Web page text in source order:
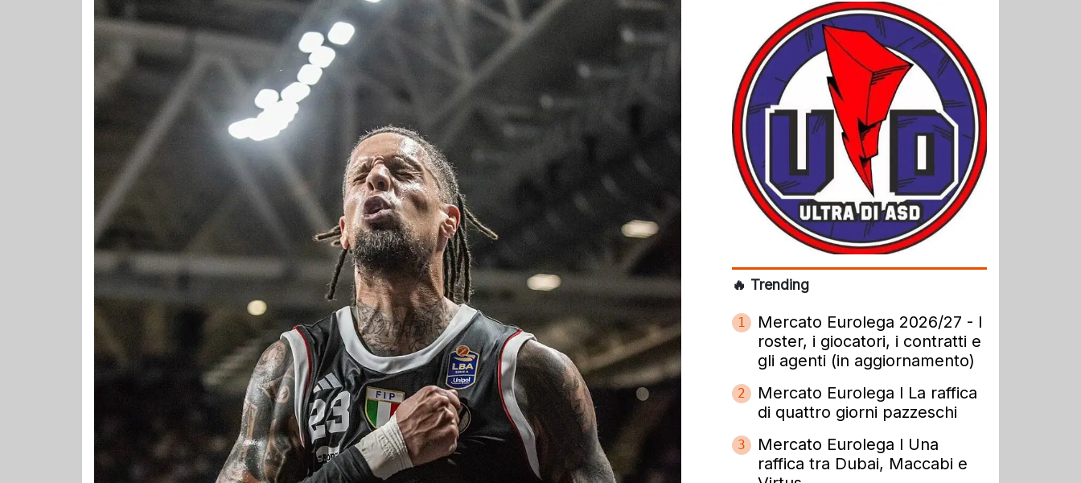
🔥 Trending
1
Mercato Eurolega 2026/27 - I
roster, i giocatori, i contratti e
gli agenti (in aggiornamento)
2
Mercato Eurolega l La raffica
di quattro giorni pazzeschi
3
Mercato Eurolega l Una
raffica tra Dubai, Maccabi e